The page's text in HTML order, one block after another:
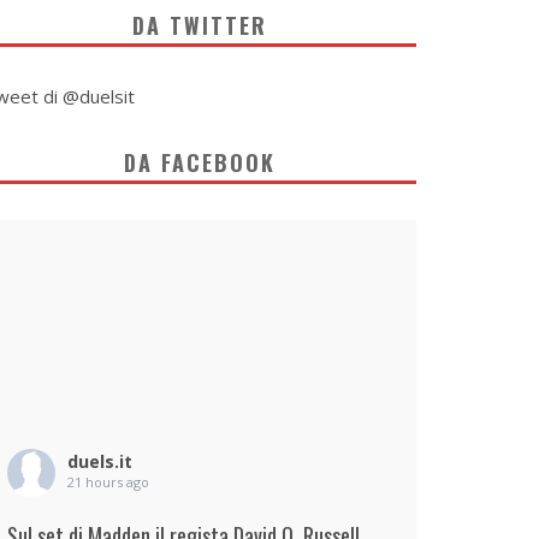
DA TWITTER
di @duelsit
DA FACEBOOK
duels.it
21 hours ago